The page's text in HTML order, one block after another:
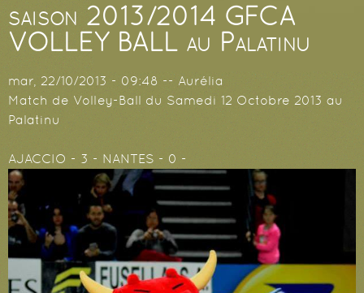
saison 2013/2014 GFCA
VOLLEY BALL au Palatinu
mar, 22/10/2013 - 09:48 -- Aurélia
Match de Volley-Ball du Samedi 12 Octobre 2013 au
Palatinu
AJACCIO - 3 - NANTES - 0 -